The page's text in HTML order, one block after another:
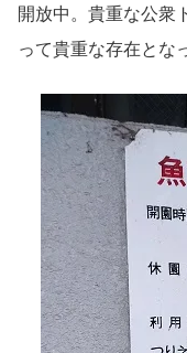
開放中。貴重な公衆
って貴重な存在とな